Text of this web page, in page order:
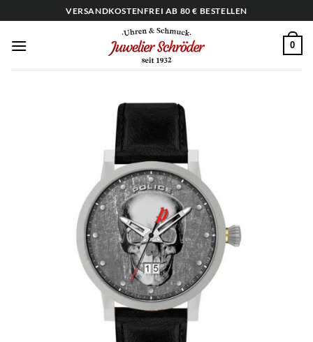
Inhalt
springen
VERSANDKOSTENFREI AB 80 € BESTELLEN
0